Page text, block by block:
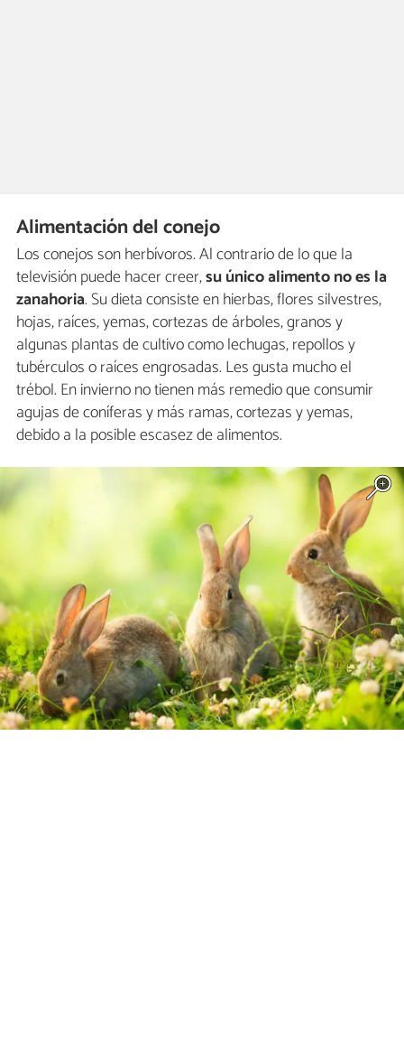
Alimentación del conejo
Los conejos son herbívoros. Al contrario de lo que la
televisión puede hacer creer,su único alimento no es la
zanahoria. Su dieta consiste en hierbas, flores silvestres,
hojas, raíces, yemas, cortezas de árboles, granos y
algunas plantas de cultivo como lechugas, repollos y
tubérculos o raíces engrosadas. Les gusta mucho el
trébol. En invierno no tienen más remedio que consumir
agujas de coníferas y más ramas, cortezas y yemas,
debido a la posible escasez de alimentos.